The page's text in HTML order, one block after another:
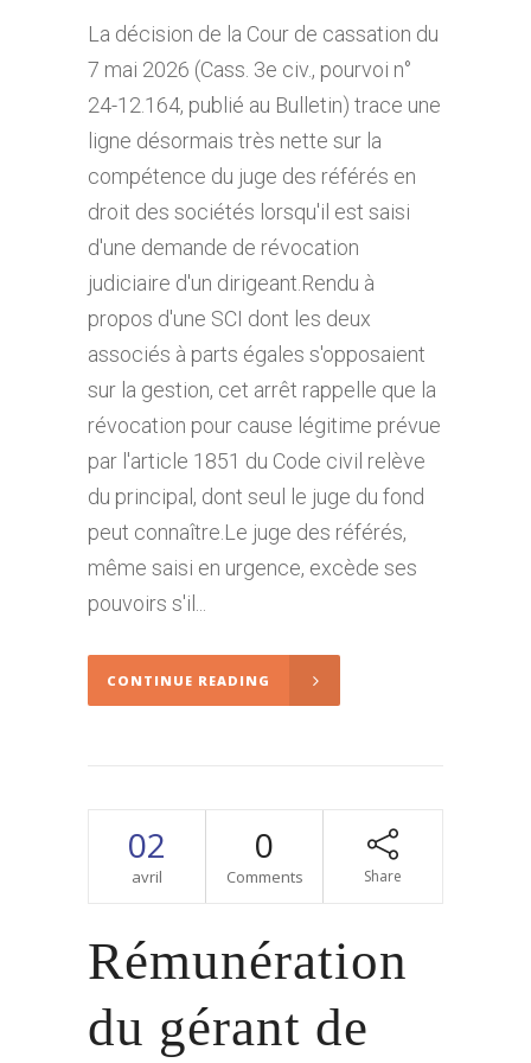
La décision de la Cour de cassation du
7 mai 2026 (Cass. 3e civ., pourvoi n°
24-12.164, publié au Bulletin) trace une
ligne désormais très nette sur la
compétence du juge des référés en
droit des sociétés lorsqu'il est saisi
d'une demande de révocation
judiciaire d'un dirigeant.Rendu à
propos d'une SCI dont les deux
associés à parts égales s'opposaient
sur la gestion, cet arrêt rappelle que la
révocation pour cause légitime prévue
par l'article 1851 du Code civil relève
du principal, dont seul le juge du fond
peut connaître.Le juge des référés,
même saisi en urgence, excède ses
pouvoirs s'il...
CONTINUE READING
02
avril
0
Comments Share
Rémunération
du gérant de